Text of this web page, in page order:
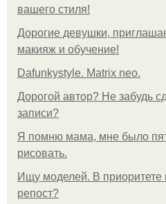
вашего стиля!
Дорогие девушки,
макияж и обучение!
Dafunkystyle. Matrix neo.
Дорогой автор? Не забудь
записи?
Я помню мама, мне было
рисовать.
Ищу моделей. В приоритете
репост?